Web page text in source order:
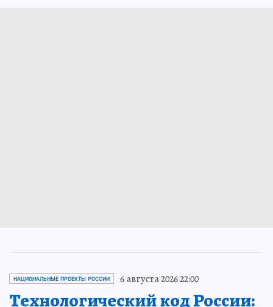
НАЦИОНАЛЬНЫЕ ПРОЕКТЫ РОССИИ 6 августа 2026 22:00
Технологический код России: